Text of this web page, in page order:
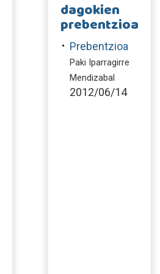
dagokien
prebentzioa
Prebentzioa
Paki Iparragirre
Mendizabal
2012/06/14